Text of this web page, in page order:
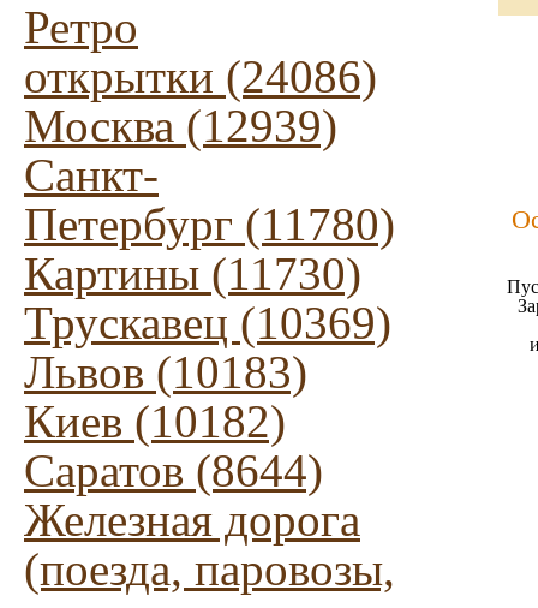
Ретро
открытки (24086)
Москва (12939)
Санкт-
Петербург (11780)
Картины (11730)
Трускавец (10369)
Львов (10183)
Киев (10182)
Саратов (8644)
Железная дорога
(поезда, паровозы,